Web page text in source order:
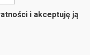
i akceptuję ją